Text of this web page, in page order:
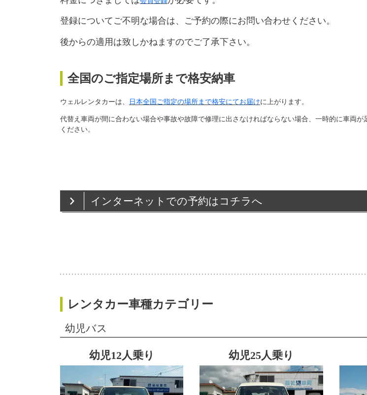
登録についてご不明な場合は、ご予約の際にお問い合わせください。
後からの適用は致しかねますのでご了承下さい。
全国のご指定場所まで格安納車
ウェルレンタカーは、 日本全国ご指定の場所まで格安にてお届けに上がります。
代替え車両が間に合わない場合や事故や故障で修理に出さなければならない場合、一時的に車両
ください。
インターネットでの予約はコチラへ
レンタカー車種カテゴリー
幼児バス
幼児12人乗り 幼児25人乗り